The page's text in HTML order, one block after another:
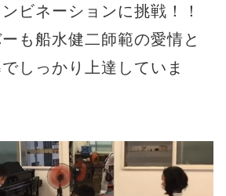
ビネーションに挑戦！！
も船水健二師範の愛情と
しっかり上達していま